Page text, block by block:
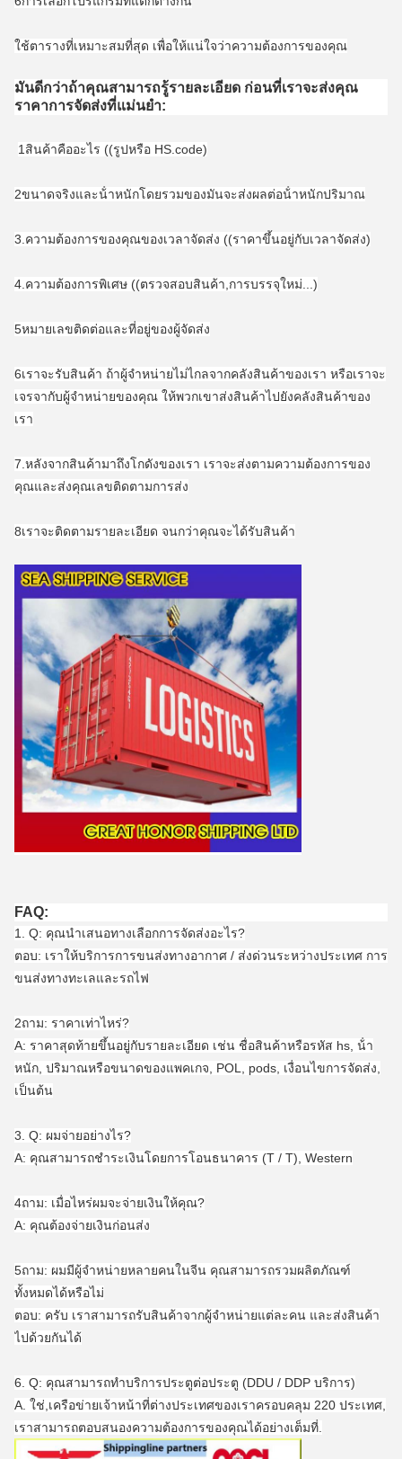
ใช้ตารางที่เหมาะสมที่สุด เพื่อให้แน่ใจว่าความต้องการของคุณ
มันดีกว่าถ้าคุณสามารถรู้รายละเอียด ก่อนที่เราจะส่งคุณ
ราคาการจัดส่งที่แม่นยํา:
1สินค้าคืออะไร ((รูปหรือ HS.code)
2ขนาดจริงและน้ําหนักโดยรวมของมันจะส่งผลต่อน้ําหนักปริมาณ
3.ความต้องการของคุณของเวลาจัดส่ง ((ราคาขึ้นอยู่กับเวลาจัดส่ง)
4.ความต้องการพิเศษ ((ตรวจสอบสินค้า,การบรรจุใหม่...)
5หมายเลขติดต่อและที่อยู่ของผู้จัดส่ง
6เราจะรับสินค้า ถ้าผู้จําหน่ายไม่ไกลจากคลังสินค้าของเรา หรือเราจะ
เจรจากับผู้จําหน่ายของคุณ ให้พวกเขาส่งสินค้าไปยังคลังสินค้าของ
เรา
7.หลังจากสินค้ามาถึงโกดังของเรา เราจะส่งตามความต้องการของ
คุณและส่งคุณเลขติดตามการส่ง
8เราจะติดตามรายละเอียด จนกว่าคุณจะได้รับสินค้า
FAQ:
1. Q: คุณนําเสนอทางเลือกการจัดส่งอะไร?
ตอบ: เราให้บริการการขนส่งทางอากาศ / ส่งด่วนระหว่างประเทศ การ
ขนส่งทางทะเลและรถไฟ
2ถาม: ราคาเท่าไหร่?
A: ราคาสุดท้ายขึ้นอยู่กับรายละเอียด เช่น ชื่อสินค้าหรือรหัส hs, น้ํา
หนัก, ปริมาณหรือขนาดของแพคเกจ, POL, pods, เงื่อนไขการจัดส่ง,
เป็นต้น
3. Q: ผมจ่ายอย่างไร?
A: คุณสามารถชําระเงินโดยการโอนธนาคาร (T / T), Western
4ถาม: เมื่อไหร่ผมจะจ่ายเงินให้คุณ?
A: คุณต้องจ่ายเงินก่อนส่ง
5ถาม: ผมมีผู้จําหน่ายหลายคนในจีน คุณสามารถรวมผลิตภัณฑ์
ทั้งหมดได้หรือไม่
ตอบ: ครับ เราสามารถรับสินค้าจากผู้จําหน่ายแต่ละคน และส่งสินค้า
ไปด้วยกันได้
6. Q: คุณสามารถทําบริการประตูต่อประตู (DDU / DDP บริการ)
A. ใช่,เครือข่ายเจ้าหน้าที่ต่างประเทศของเราครอบคลุม 220 ประเทศ,
เราสามารถตอบสนองความต้องการของคุณได้อย่างเต็มที่.